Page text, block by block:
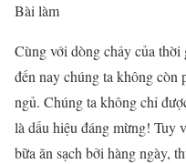
Bài làm
Cùng với dòng chảy của thời
đến nay chúng ta không còn
ngủ. Chúng ta không chỉ
là dấu hiệu đáng mừng! Tuy
bữa ăn sạch bởi hàng ngày,